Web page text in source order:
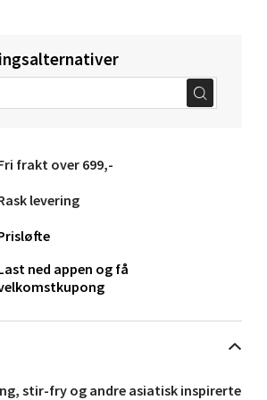
stir-fry og andre asiatisk inspirerte
frakt over 699,-
levering
ned appen og få
Molde
Senter Malmporten
Narvik